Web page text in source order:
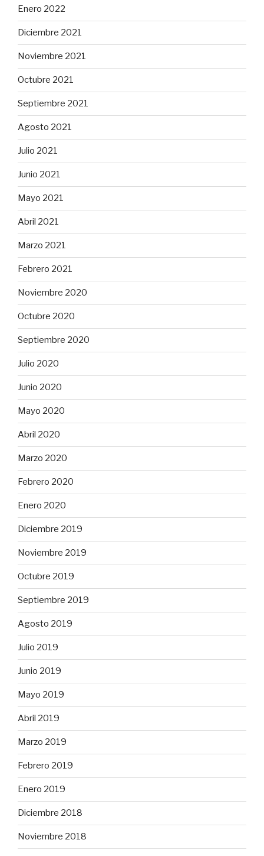
Enero 2022
Diciembre 2021
Noviembre 2021
Octubre 2021
Septiembre 2021
Agosto 2021
Julio 2021
Junio 2021
Mayo 2021
Abril 2021
Marzo 2021
Febrero 2021
Noviembre 2020
Octubre 2020
Septiembre 2020
Julio 2020
Junio 2020
Mayo 2020
Abril 2020
Marzo 2020
Febrero 2020
Enero 2020
Diciembre 2019
Noviembre 2019
Octubre 2019
Septiembre 2019
Agosto 2019
Julio 2019
Junio 2019
Mayo 2019
Abril 2019
Marzo 2019
Febrero 2019
Enero 2019
Diciembre 2018
Noviembre 2018